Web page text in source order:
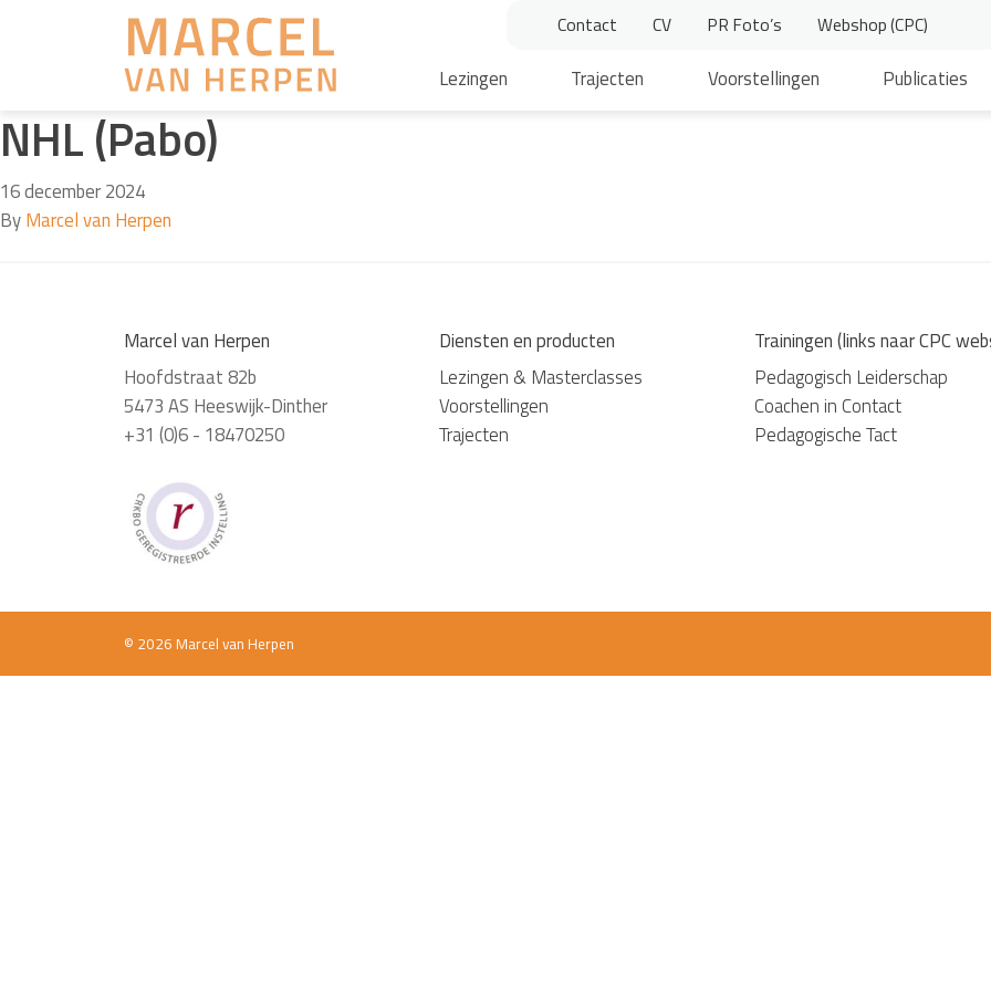
Contact CV PR Foto’s Webshop (CPC)
Lezingen Trajecten Voorstellingen Publicaties
NHL (Pabo)
16 december 2024
ByMarcel van Herpen
Marcel van Herpen
Hoofdstraat 82b
5473 AS Heeswijk-Dinther
+31 (0)6 - 18470250
Diensten en producten
Lezingen & Masterclasses
Voorstellingen
Trajecten
Trainingen (links naar CPC
Pedagogisch Leiderschap
Coachen in Contact
Pedagogische Tact
© 2026 Marcel van Herpen